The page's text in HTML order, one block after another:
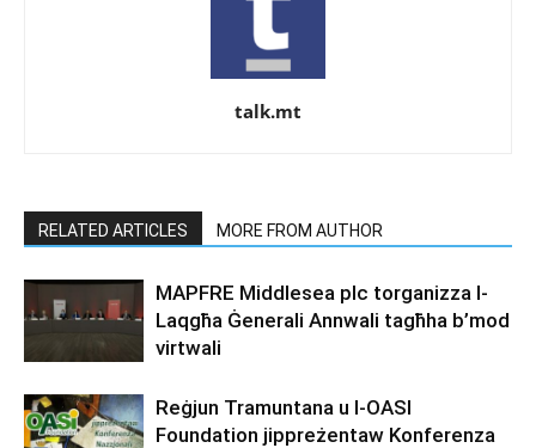
talk.mt
RELATED ARTICLES MORE FROM AUTHOR
MAPFRE Middlesea plc torganizza l-
Laqgħa Ġenerali Annwali tagħha b’mod
virtwali
Reġjun Tramuntana u l-OASI
Foundation jippreżentaw Konferenza